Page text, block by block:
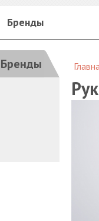
Бренды
Бренды